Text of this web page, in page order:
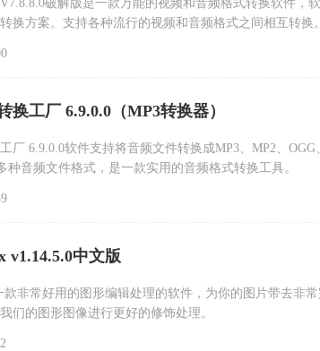
破解版是一款万能的视频和音频格式转换软件，
换方案。支持各种流行的视频和音频格式之间相互转换
换工厂 6.9.0.0（MP3转换器）
厂 6.9.0.0软件支持将音频文件转换成MP3、MP2、OGG
种音频文件格式，是一款实用的音频格式转换工具。
v1.14.5.0中文版
款非常好用的图形编辑处理的软件，为你的图片带去非
们的图形图像进行更好的修饰处理。